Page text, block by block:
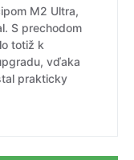
M2 Ultra,
S prechodom
totiž k
vďaka
prakticky